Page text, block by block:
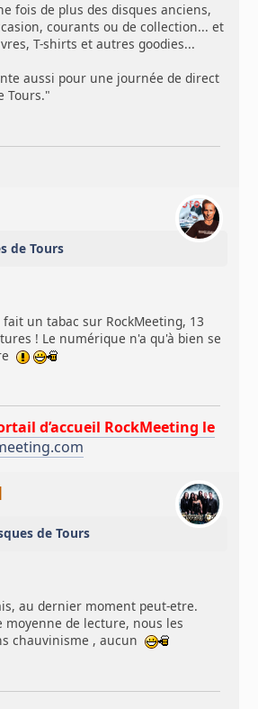
fois de plus des disques anciens,
courants ou de collection... et
T-shirts et autres goodies...
aussi pour une journée de direct
Tours."
de Tours
un tabac sur RockMeeting, 13
! Le numérique n'a qu'à bien se
d’accueil RockMeeting le
de Tours
au dernier moment peut-etre.
de lecture, nous les
chauvinisme , aucun